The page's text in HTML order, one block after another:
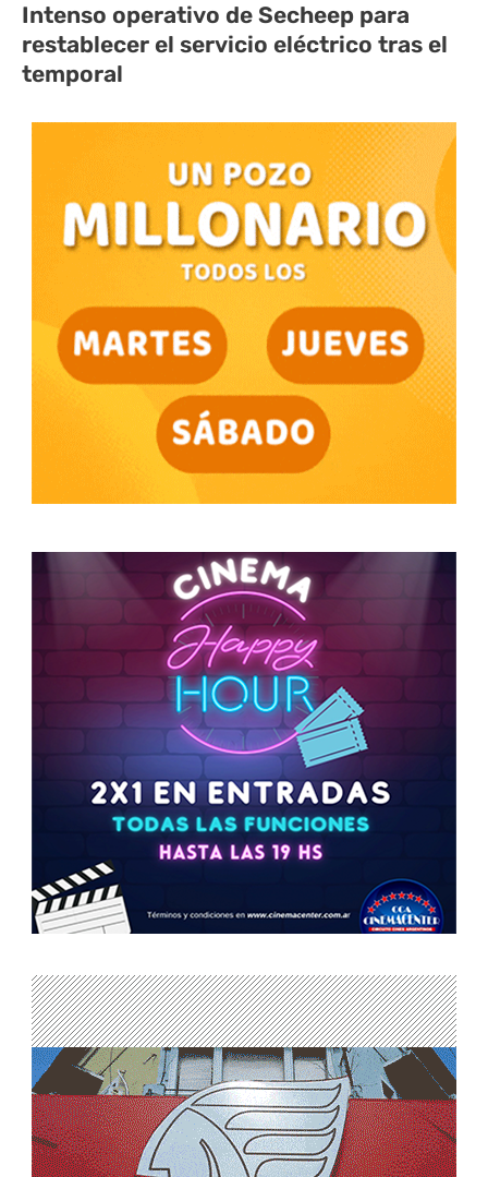
Intenso operativo de Secheep para
restablecer el servicio eléctrico tras el
temporal